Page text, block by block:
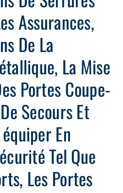
Assurances,
De La
La Mise
Portes Coupe-
Secours Et
En
Tel Que
Les Portes